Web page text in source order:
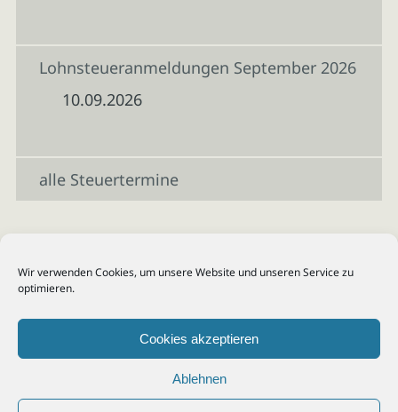
Wir verwenden Cookies, um unsere Website und unseren Service zu
optimieren.
Cookies akzeptieren
Ablehnen
Lohnsteueranmeldungen September 2026
10.09.2026
alle Steuertermine